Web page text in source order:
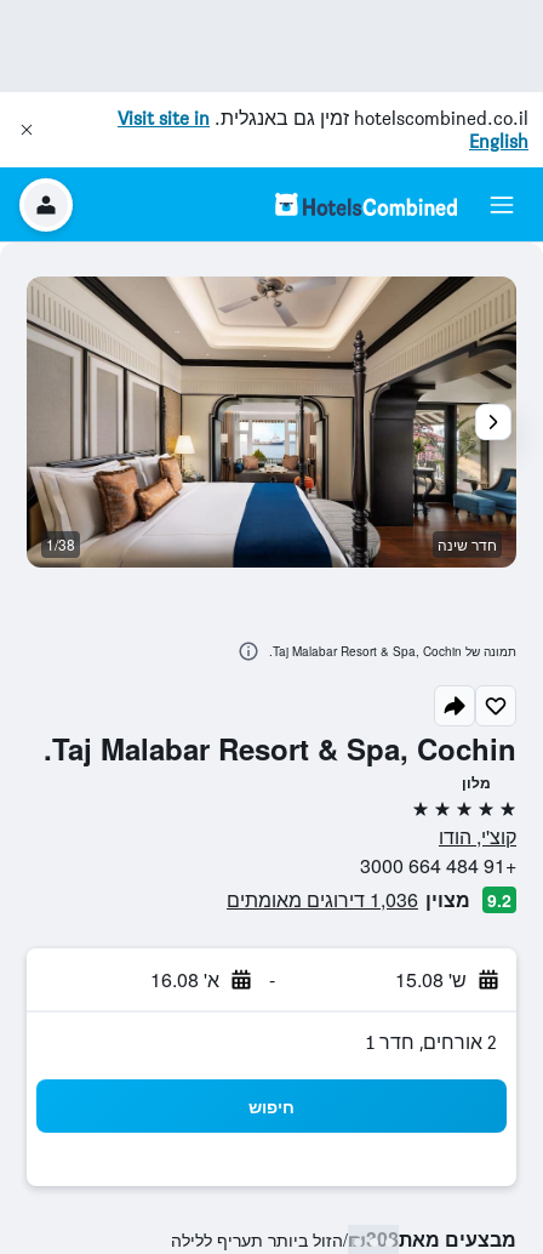
hotelscombined.co.il זמין גם באנגלית. Visit site in
English
Taj Malabar Resort & Spa, Cochin.
מלון
5 כוכבים
קוצ'י, הודו
+91 484 664 3000
9.2 מצוין 1,036 דירוגים מאומתים
ש' 15.08 - א' 16.08
2 אורחים, חדר 1
חיפוש
מבצעים מאת₪308
/הזול ביותר תעריף ללילה
חדר שינה 1/38
תמונה של Taj Malabar Resort & Spa, Cochin.